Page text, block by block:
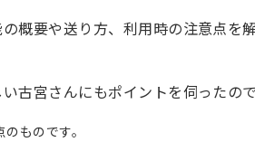
概要や送り方、利用時の注意点を
古宮さんにもポイントを伺ったの
ものです。